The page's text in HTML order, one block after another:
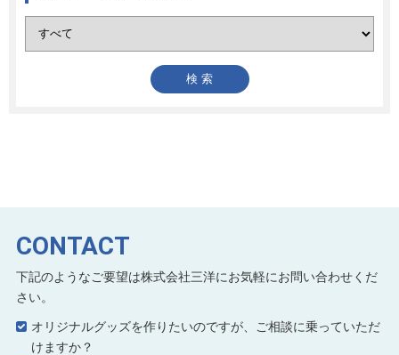
CONTACT
下記のようなご要望は株式会社三洋にお気軽にお問い合わせくだ
さい。
オリジナルグッズを作りたいのですが、ご相談に乗っていただ
けますか？